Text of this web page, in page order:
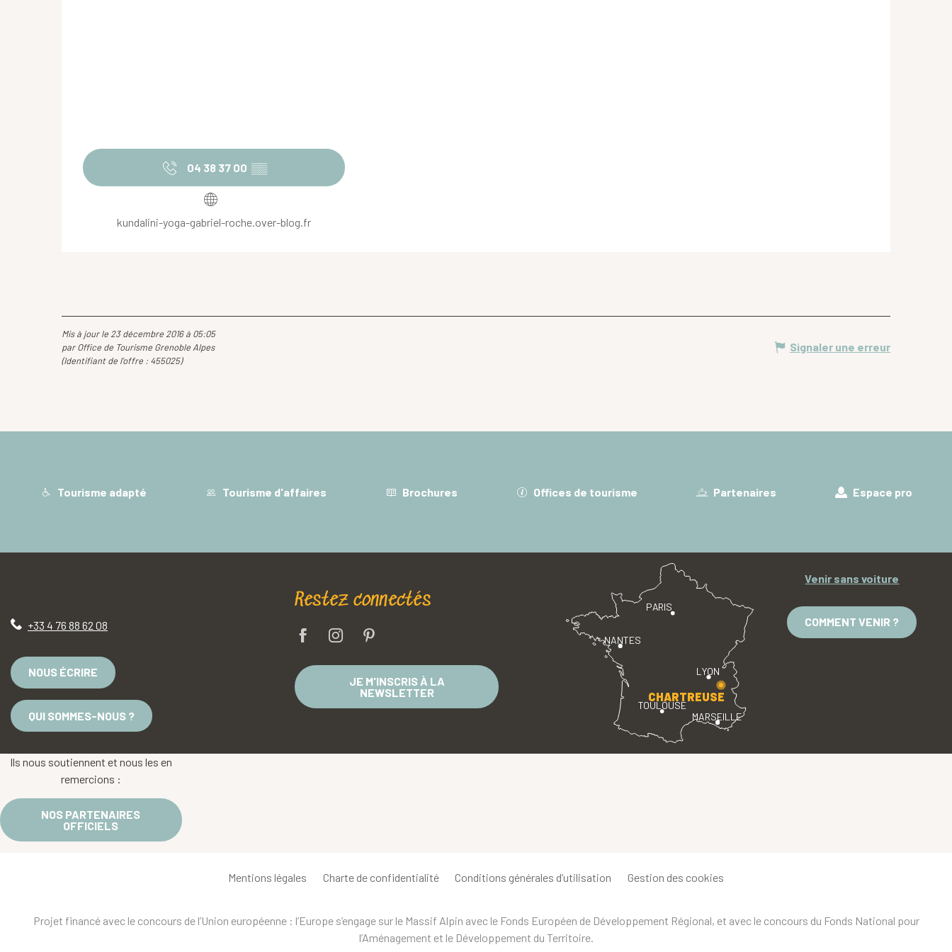
04 38 37 00 ▒▒
kundalini-yoga-gabriel-roche.over-blog.fr
Mis à jour le 23 décembre 2016 à 05:05
par Office de Tourisme Grenoble Alpes
(Identifiant de l'offre : 455025)
Signaler une erreur
Tourisme adapté Tourisme d'affaires Brochures Offices de tourisme Partenaires Espace pro
+33 4 76 88 62 08
NOUS ÉCRIRE
QUI SOMMES-NOUS ?
Restez connectés
JE M'INSCRIS À LA
NEWSLETTER
PARIS
LYON
TOULOUSE
MARSEILLE
NANTES
CHARTREUSE
Venir sans voiture
COMMENT VENIR ?
Ils nous soutiennent et nous les en
remercions :
NOS PARTENAIRES
OFFICIELS
Mentions légales Charte de confidentialité Conditions générales d’utilisation Gestion des cookies
Projet financé avec le concours de l’Union européenne : l’Europe s’engage sur le Massif Alpin avec le Fonds Européen de Développement Régional, et avec le concours du Fonds National pour
l’Aménagement et le Développement du Territoire.